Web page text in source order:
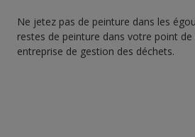
Ne jetez pas de peinture dans les
restes de peinture dans votre point
entreprise de gestion des déchets.